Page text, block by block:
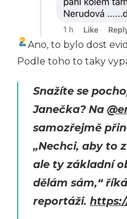
Ano, to bylo dost
Podle toho to taky
Snažíte se
Janečka? Na
samozřejmě
„Nechci, aby to
ale ty základní
dělám sám,“
reportáži.